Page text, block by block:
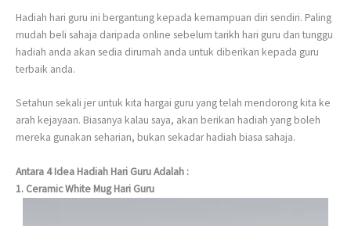
Hadiah hari guru ini bergantung kepada kemampuan diri sendiri. Paling
mudah beli sahaja daripada online sebelum tarikh hari guru dan tunggu
hadiah anda akan sedia dirumah anda untuk diberikan kepada guru
terbaik anda.
Setahun sekali jer untuk kita hargai guru yang telah mendorong kita ke
arah kejayaan. Biasanya kalau saya, akan berikan hadiah yang boleh
mereka gunakan seharian, bukan sekadar hadiah biasa sahaja.
Antara 4 Idea Hadiah Hari Guru Adalah :
1. Ceramic White Mug Hari Guru